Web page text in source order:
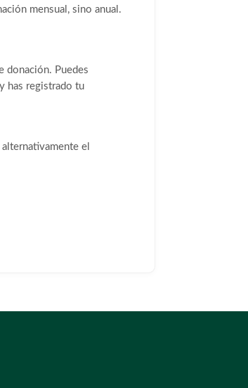
mensual, sino anual.
donación. Puedes
has registrado tu
el